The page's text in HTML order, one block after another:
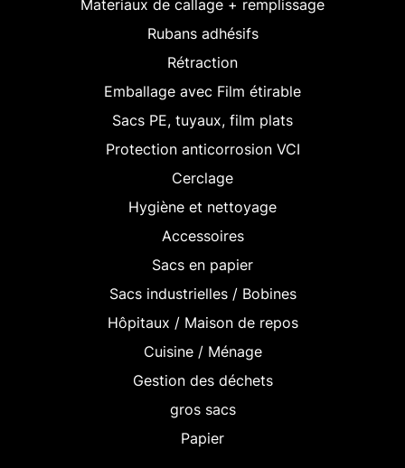
Materiaux de callage + remplissage
Rubans adhésifs
Rétraction
Emballage avec Film étirable
Sacs PE, tuyaux, film plats
Protection anticorrosion VCI
Cerclage
Hygiène et nettoyage
Accessoires
Sacs en papier
Sacs industrielles / Bobines
Hôpitaux / Maison de repos
Cuisine / Ménage
Gestion des déchets
gros sacs
Papier